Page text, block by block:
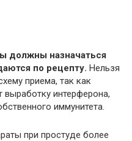
должны назначаться
по рецепту. Нельзя
приема, так как
интерферона,
иммунитета.
при простуде более